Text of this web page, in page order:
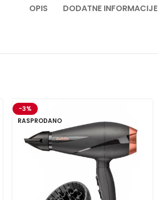
OPIS DODATNE INFORMACIJE
-3%
RASPRODANO